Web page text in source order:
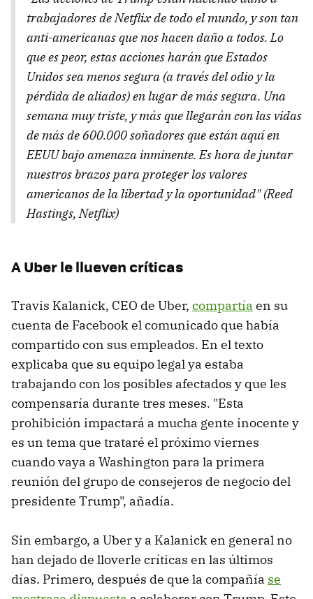
trabajadores de Netflix de todo el mundo, y son tan
anti-americanas que nos hacen daño a todos. Lo
que es peor, estas acciones harán que Estados
Unidos sea menos segura (a través del odio y la
pérdida de aliados) en lugar de más segura. Una
semana muy triste, y más que llegarán con las vidas
de más de 600.000 soñadores que están aquí en
EEUU bajo amenaza inminente. Es hora de juntar
nuestros brazos para proteger los valores
americanos de la libertad y la oportunidad" (Reed
Hastings, Netflix)
A Uber le llueven críticas
Travis Kalanick, CEO de Uber, compartía en su
cuenta de Facebook el comunicado que había
compartido con sus empleados. En el texto
explicaba que su equipo legal ya estaba
trabajando con los posibles afectados y que les
compensaría durante tres meses. "Esta
prohibición impactará a mucha gente inocente y
es un tema que trataré el próximo viernes
cuando vaya a Washington para la primera
reunión del grupo de consejeros de negocio del
presidente Trump", añadía.
Sin embargo, a Uber y a Kalanick en general no
han dejado de lloverle críticas en las últimos
días. Primero, después de que la compañía se